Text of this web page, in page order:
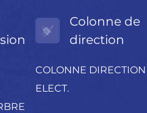
Colonne de
direction
COLONNE DIRECTION
ELECT.